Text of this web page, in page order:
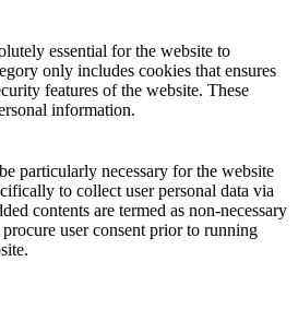
essential for the website to
only includes cookies that ensures
features of the website. These
information.
particularly necessary for the website
to collect user personal data via
contents are termed as non-necessary
user consent prior to running